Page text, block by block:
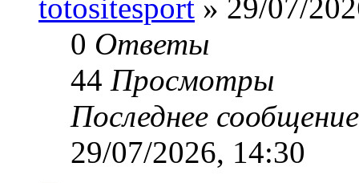
totositesport » 29/07/
0 Ответы
44 Просмотры
Последнее
29/07/2026, 14:30